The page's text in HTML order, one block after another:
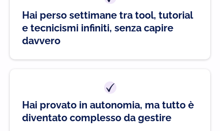
Hai perso settimane tra tool, tutorial
e tecnicismi infiniti, senza capire
davvero
Hai provato in autonomia, ma tutto è
diventato complesso da gestire